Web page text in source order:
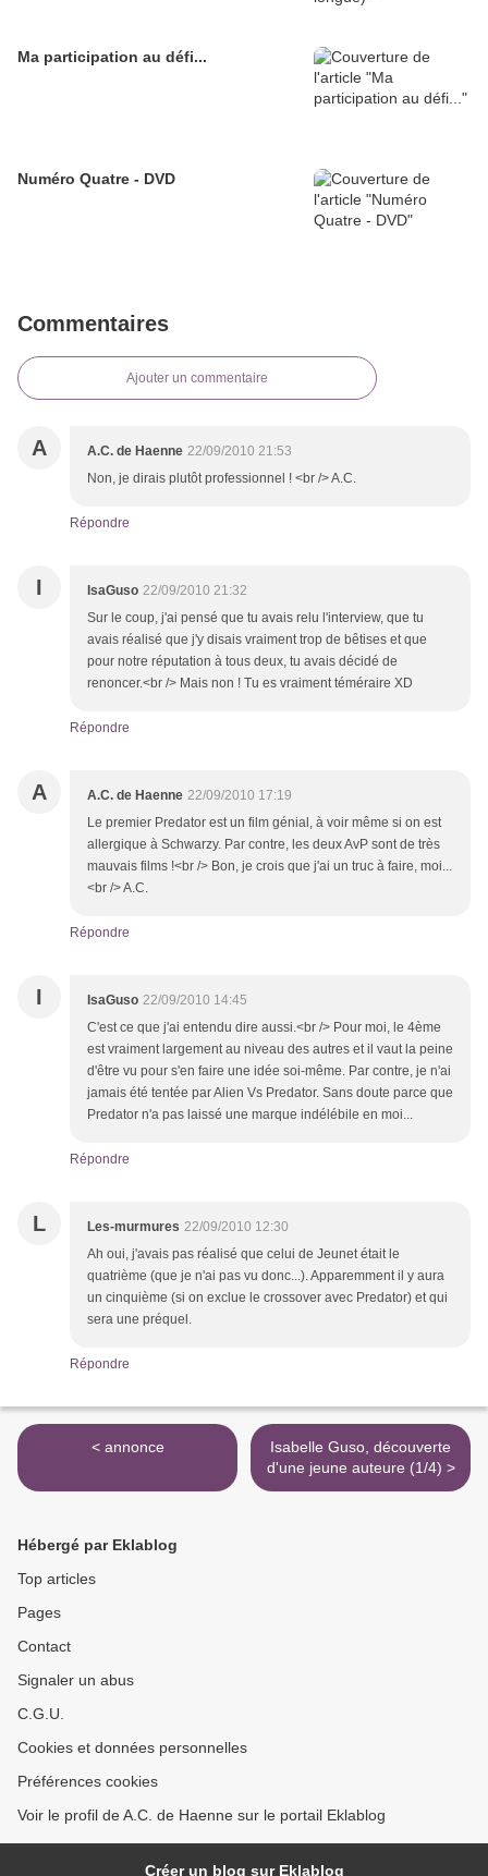
Ma participation au défi...
Numéro Quatre - DVD
Commentaires
Ajouter un commentaire
A A.C. de Haenne 22/09/2010 21:53
Non, je dirais plutôt professionnel ! <br /> A.C.
Répondre
I IsaGuso 22/09/2010 21:32
Sur le coup, j'ai pensé que tu avais relu l'interview, que tu
avais réalisé que j'y disais vraiment trop de bêtises et que
pour notre réputation à tous deux, tu avais décidé de
renoncer.<br /> Mais non ! Tu es vraiment téméraire XD
Répondre
A A.C. de Haenne 22/09/2010 17:19
Le premier Predator est un film génial, à voir même si on est
allergique à Schwarzy. Par contre, les deux AvP sont de très
mauvais films !<br /> Bon, je crois que j'ai un truc à faire, moi...
<br /> A.C.
Répondre
I IsaGuso 22/09/2010 14:45
C'est ce que j'ai entendu dire aussi.<br /> Pour moi, le 4ème
est vraiment largement au niveau des autres et il vaut la peine
d'être vu pour s'en faire une idée soi-même. Par contre, je n'ai
jamais été tentée par Alien Vs Predator. Sans doute parce que
Predator n'a pas laissé une marque indélébile en moi...
Répondre
L Les-murmures 22/09/2010 12:30
Ah oui, j'avais pas réalisé que celui de Jeunet était le
quatrième (que je n'ai pas vu donc...). Apparemment il y aura
un cinquième (si on exclue le crossover avec Predator) et qui
sera une préquel.
Répondre
< annonce
Isabelle Guso, découverte
d'une jeune auteure (1/4) >
Hébergé par Eklablog
Top articles
Pages
Contact
Signaler un abus
C.G.U.
Cookies et données personnelles
Préférences cookies
Voir le profil de A.C. de Haenne sur le portail Eklablog
Créer un blog sur Eklablog